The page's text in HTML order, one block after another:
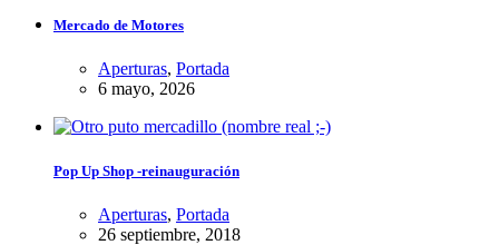
Mercado de Motores
Aperturas, Portada
6 mayo, 2026
Pop Up Shop -reinauguración
Aperturas, Portada
26 septiembre, 2018